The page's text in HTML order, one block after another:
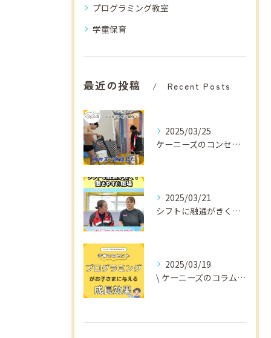
プログラミング教室
学童保育
最近の投稿 Recent Posts
2025/03/25
ケーニーズのコンセプトをご紹介！
2025/03/21
シフトに融通がきくから
2025/03/19
\ ケーニーズのコラム📚/